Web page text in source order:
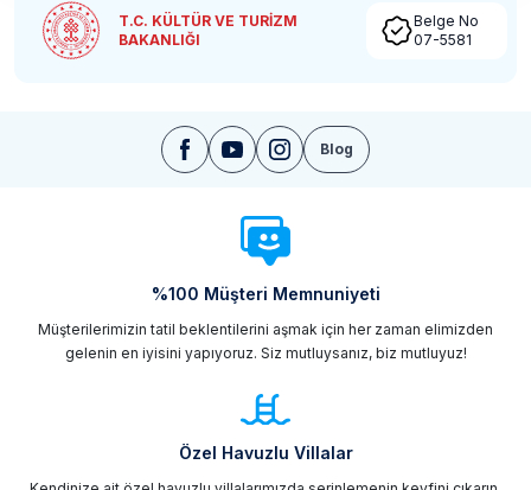
T.C. KÜLTÜR VE TURİZM
BAKANLIĞI
Belge No
07-5581
Blog
%100 Müşteri Memnuniyeti
Müşterilerimizin tatil beklentilerini aşmak için her zaman elimizden
gelenin en iyisini yapıyoruz. Siz mutluysanız, biz mutluyuz!
Özel Havuzlu Villalar